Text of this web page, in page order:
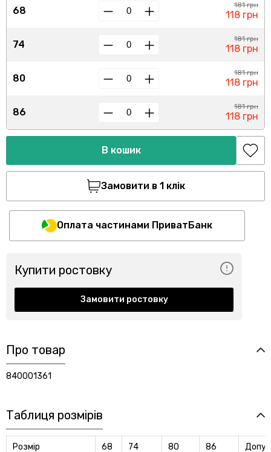
68
74
80
86
181 грн
118 грн
181 грн
118 грн
181 грн
118 грн
181 грн
118 грн
В кошик
Замовити в 1 клік
Оплата частинами ПриватБанк
Купити ростовку
Замовити ростовку
Про товар
840001361
Таблиця розмірів
Розмір 68 74 80 86